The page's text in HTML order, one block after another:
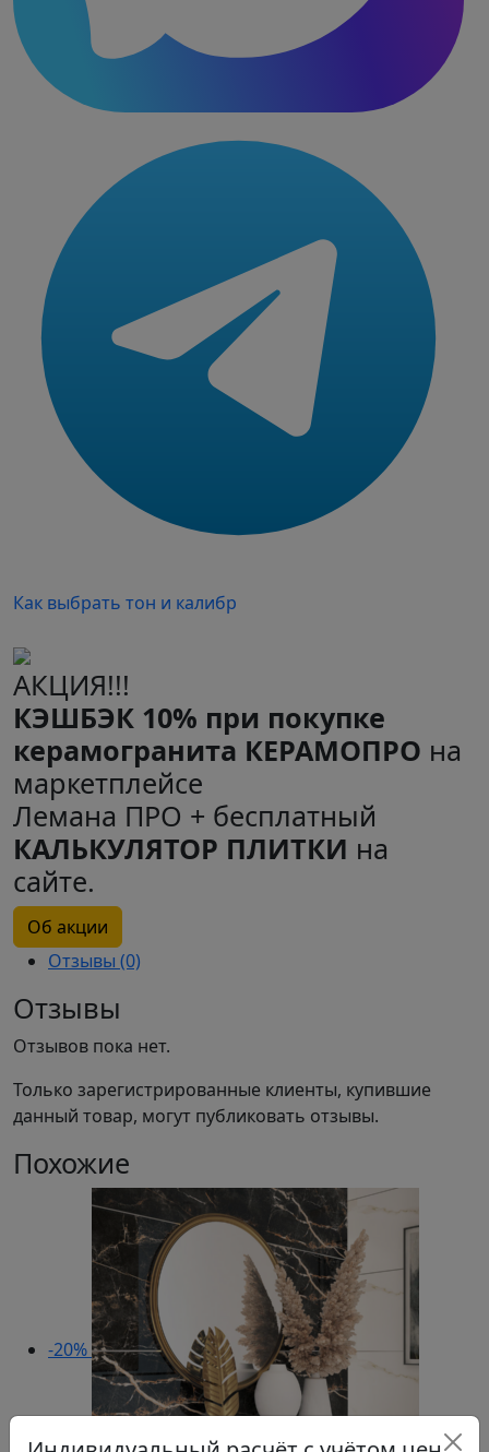
Как выбрать тон и калибр
АКЦИЯ!!!
КЭШБЭК 10% при покупке
керамогранита КЕРАМОПРО на
маркетплейсе
Лемана ПРО + бесплатный
КАЛЬКУЛЯТОР ПЛИТКИ на
сайте.
Об акции
Отзывы (0)
Отзывы
Отзывов пока нет.
Только зарегистрированные клиенты, купившие
данный товар, могут публиковать отзывы.
Похожие
-20%